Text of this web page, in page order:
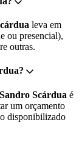
leva em
ou presencial),
outras.
Sandro Scárdua é
um orçamento
disponibilizado